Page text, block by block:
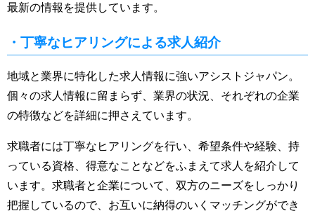
最新の情報を提供しています。
・丁寧なヒアリングによる求人紹介
地域と業界に特化した求人情報に強いアシストジャパン。
個々の求人情報に留まらず、業界の状況、それぞれの企業
の特徴などを詳細に押さえています。
求職者には丁寧なヒアリングを行い、希望条件や経験、持
っている資格、得意なことなどをふまえて求人を紹介して
います。求職者と企業について、双方のニーズをしっかり
把握しているので、お互いに納得のいくマッチングができ